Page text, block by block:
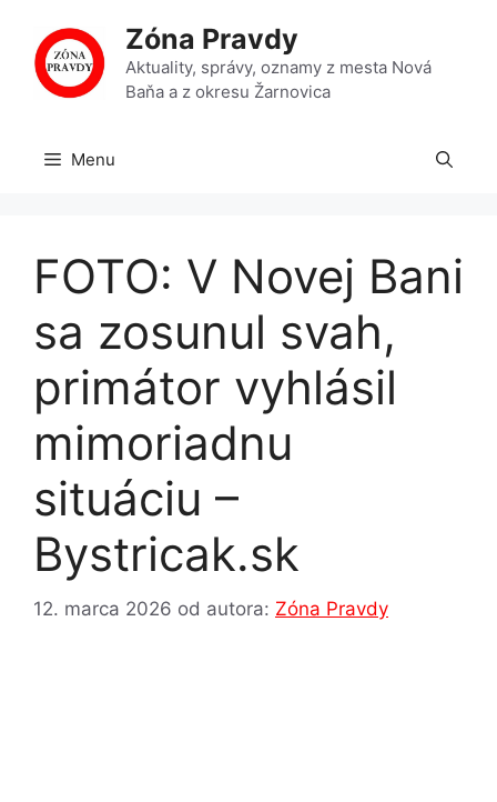
obsah
Zóna Pravdy
Aktuality, správy, oznamy z mesta Nová
Baňa a z okresu Žarnovica
Menu
FOTO: V Novej Bani
sa zosunul svah,
primátor vyhlásil
mimoriadnu
situáciu –
Bystricak.sk
12. marca 2026 od autora: Zóna Pravdy